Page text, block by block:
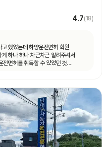
4.7(18)
했었는데 하양운전면허 학원
하나 하나 차근차근 알려주셔서
전면허를 취득할 수 있었던 것